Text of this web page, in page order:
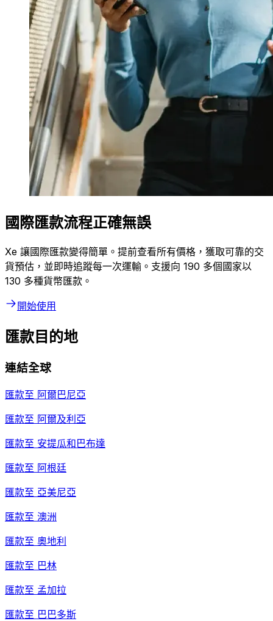
國際匯款流程正確無誤
Xe 讓國際匯款變得簡單。提前查看所有價格，獲取可靠的交
貨預估，並即時追蹤每一次運輸。支援向 190 多個國家以
130 多種貨幣匯款。
開始使用
匯款目的地
連結全球
匯款至 阿爾巴尼亞
匯款至 阿爾及利亞
匯款至 安提瓜和巴布達
匯款至 阿根廷
匯款至 亞美尼亞
匯款至 澳洲
匯款至 奧地利
匯款至 巴林
匯款至 孟加拉
匯款至 巴巴多斯